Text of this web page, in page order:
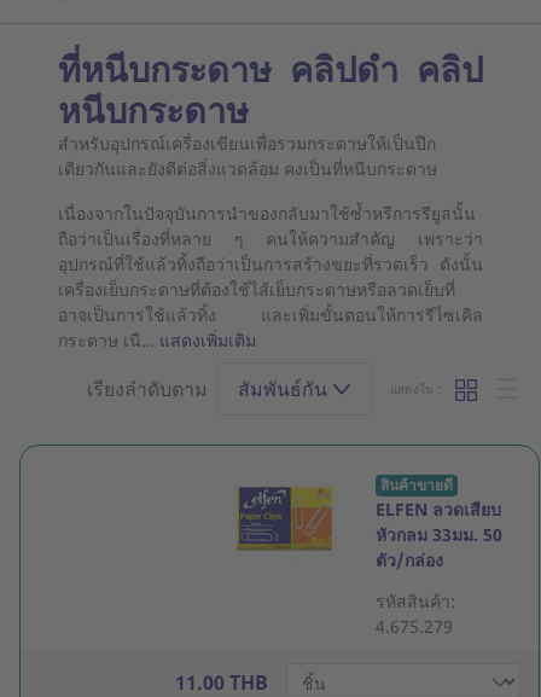
ที่หนีบกระดาษ คลิปดำ คลิป
หนีบกระดาษ
สำหรับอุปกรณ์เครื่องเขียนเพื่อรวมกระดาษให้เป็นปึก
เดียวกันและยังดีต่อสิ่งแวดล้อม คงเป็นที่หนีบกระดาษ
เนื่องจากในปัจจุบันการนำของกลับมาใช้ซ้ำหรืการรียูสนั้น
ถือว่าเป็นเรื่องที่หลาย ๆ คนให้ความสำคัญ เพราะว่า
อุปกรณ์ที่ใช้แล้วทิ้งถือว่าเป็นการสร้างขยะที่รวดเร็ว ดังนั้น
เครื่องเย็บกระดาษที่ต้องใช้ไส้เย็บกระดาษหรือลวดเย็บที่
อาจเป็นการใช้แล้วทิ้ง และเพิ่มขั้นตอนให้การรีไซเคิล
กระดาษ เนื… แสดงเพิ่มเติม
เรียงลำดับตาม สัมพันธ์กัน แสดงใน :
สินค้าขายดี
ELFEN ลวดเสียบ
หัวกลม 33มม. 50
ตัว/กล่อง
รหัสสินค้า:
4.675.279
11.00 THB